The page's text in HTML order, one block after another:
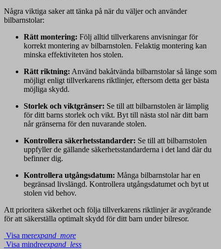
Några viktiga saker att tänka på när du väljer och använder
bilbarnstolar:
Rätt montering: Följ alltid tillverkarens anvisningar för
korrekt montering av bilbarnstolen. Felaktig montering kan
minska effektiviteten hos stolen.
Rätt riktning: Använd bakåtvända bilbarnstolar så länge som
möjligt enligt tillverkarens riktlinjer, eftersom detta ger bästa
möjliga skydd.
Storlek och viktgränser: Se till att bilbarnstolen är lämplig
för ditt barns storlek och vikt. Byt till nästa stol när ditt barn
når gränserna för den nuvarande stolen.
Kontrollera säkerhetsstandarder: Se till att bilbarnstolen
uppfyller de gällande säkerhetsstandarderna i det land där du
befinner dig.
Kontrollera utgångsdatum: Många bilbarnstolar har en
begränsad livslängd. Kontrollera utgångsdatumet och byt ut
stolen vid behov.
Att prioritera säkerhet och följa tillverkarens riktlinjer är avgörande
för att säkerställa optimalt skydd för ditt barn under bilresor.
Visa merexpand_more
Visa mindreexpand_less